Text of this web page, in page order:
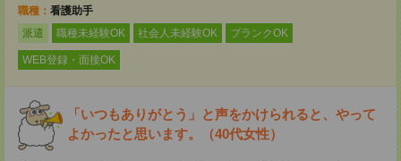
職種： 看護助手
派遣
職種未経験OK 社会人未経験OK ブランクOK
WEB登録・面接OK
「いつもありがとう」と声をかけられると、やって
よかったと思います。（40代女性）